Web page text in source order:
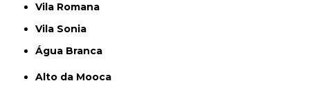
Vila Romana
Vila Sonia
Água Branca
Alto da Mooca